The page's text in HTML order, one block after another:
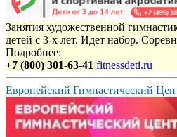
Занятия художественной
детей с 3-х лет. Идет набор.
Подробнее:
+7 (800) 301-63-41 fitnessdeti.ru
Европейский Гимнастический